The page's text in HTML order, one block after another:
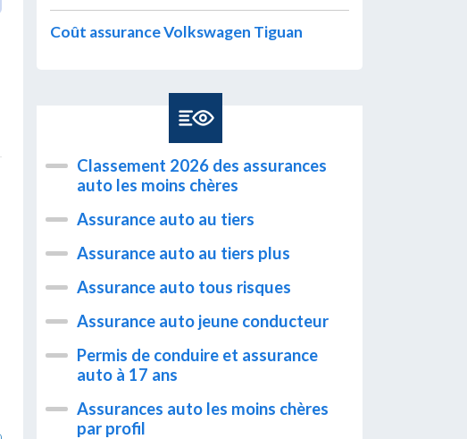
Coût assurance Volkswagen Tiguan
Classement 2026 des assurances
auto les moins chères
Assurance auto au tiers
Assurance auto au tiers plus
Assurance auto tous risques
Assurance auto jeune conducteur
Permis de conduire et assurance
auto à 17 ans
Assurances auto les moins chères
par profil